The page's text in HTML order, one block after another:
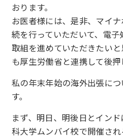
おります。
お医者様には、是非、マイ
続を行っていただいて、電
取組を進めていただきたい
も厚生労働省と連携して後押
私の年末年始の海外出張に
す。
まず、明日、明後日とイン
科大学ムンバイ校で開催さ